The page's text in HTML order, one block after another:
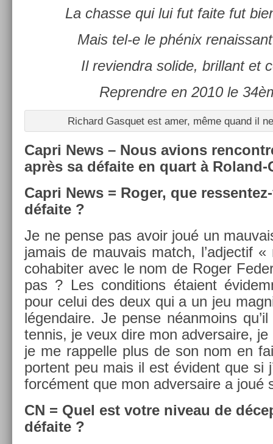
La chas­se qui lui fut faite fut
Mais tel-e le phénix
Il re­viendra sol­ide, bril­lant et
Re­prendre en 2010 le
Ric­hard Gas­quet est amer, même quand il
Capri News – Nous av­ions
après sa défaite en quart à Roland-
Capri News = Roger, que
défaite ?
Je ne pense pas avoir joué un
jamais de mauvais match, l’ad­jectif
co­habit­er avec le nom de Roger
pas ? Les con­di­tions étaient
pour celui des deux qui a un jeu
légen­daire. Je pense néan­moins
ten­nis, je veux dire mon ad­versaire,
je me rap­pelle plus de son nom en
portent peu mais il est évident que si
forcément que mon ad­versaire a joué
CN = Quel est votre niveau de
défaite ?